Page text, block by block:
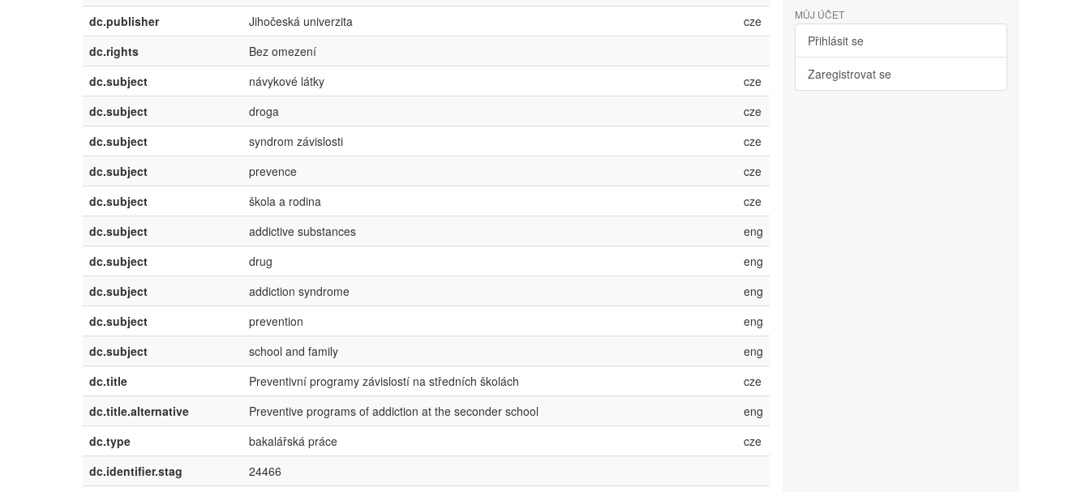
dc.publisher
Jihočeská univerzita
cze
dc.rights
Bez omezení
dc.subject
návykové látky
cze
dc.subject
droga
cze
dc.subject
syndrom závislosti
cze
dc.subject
prevence
cze
dc.subject
škola a rodina
cze
dc.subject
addictive substances
eng
dc.subject
drug
eng
dc.subject
addiction syndrome
eng
dc.subject
prevention
eng
dc.subject
school and family
eng
dc.title
Preventivní programy závislostí na středních školách
cze
dc.title.alternative
Preventive programs of addiction at the seconder school
eng
dc.type
bakalářská práce
cze
dc.identifier.stag
24466
MŮJ ÚČET
Přihlásit se
Zaregistrovat se